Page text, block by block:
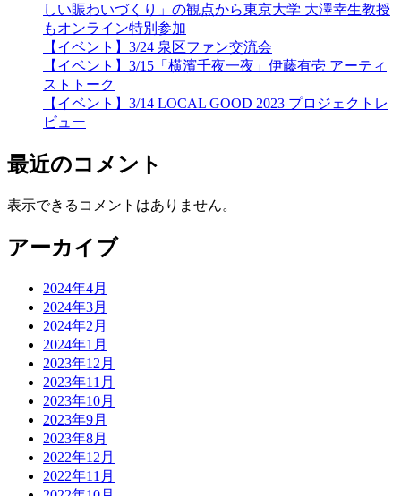
しい賑わいづくり」の観点から東京大学 大澤幸生教授
もオンライン特別参加
【イベント】3/24 泉区ファン交流会
【イベント】3/15「横濱千夜一夜」伊藤有壱 アーティ
ストトーク
【イベント】3/14 LOCAL GOOD 2023 プロジェクトレ
ビュー
最近のコメント
表示できるコメントはありません。
アーカイブ
2024年4月
2024年3月
2024年2月
2024年1月
2023年12月
2023年11月
2023年10月
2023年9月
2023年8月
2022年12月
2022年11月